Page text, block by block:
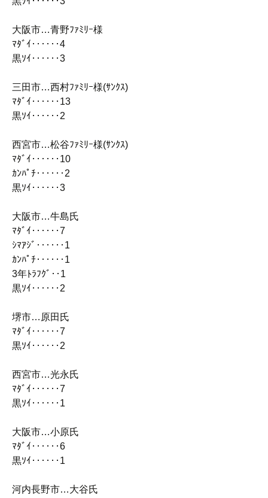
大阪市…青野ﾌｧﾐﾘｰ様
ﾏﾀﾞｲ‥‥‥4
黒ｿｲ‥‥‥3
三田市…西村ﾌｧﾐﾘｰ様(ｻﾝｸｽ)
ﾏﾀﾞｲ‥‥‥13
黒ｿｲ‥‥‥2
西宮市…松谷ﾌｧﾐﾘｰ様(ｻﾝｸｽ)
ﾏﾀﾞｲ‥‥‥10
ｶﾝﾊﾟﾁ‥‥‥2
黒ｿｲ‥‥‥3
大阪市…牛島氏
ﾏﾀﾞｲ‥‥‥7
ｼﾏｱｼﾞ‥‥‥1
ｶﾝﾊﾟﾁ‥‥‥1
3年ﾄﾗﾌｸﾞ‥1
黒ｿｲ‥‥‥2
堺市…原田氏
ﾏﾀﾞｲ‥‥‥7
黒ｿｲ‥‥‥2
西宮市…光永氏
ﾏﾀﾞｲ‥‥‥7
黒ｿｲ‥‥‥1
大阪市…小原氏
ﾏﾀﾞｲ‥‥‥6
黒ｿｲ‥‥‥1
河内長野市…大谷氏